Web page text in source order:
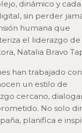
dinámico y cada
sin perder
humana que
el liderazgo de
Natalia Bravo
han trabajado
un estilo de
cercano,
No solo
planifica e